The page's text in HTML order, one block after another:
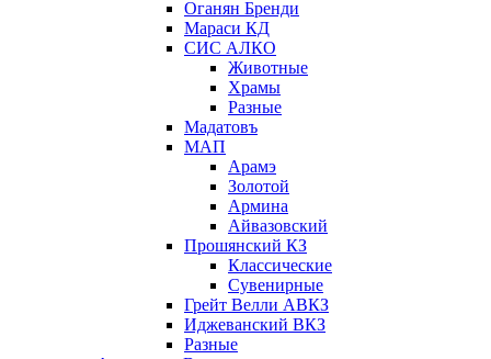
Оганян Бренди
Мараси КД
СИС АЛКО
Животные
Храмы
Разные
Мадатовъ
МАП
Арамэ
Золотой
Армина
Айвазовский
Прошянский КЗ
Классические
Сувенирные
Грейт Велли АВКЗ
Иджеванский ВКЗ
Разные